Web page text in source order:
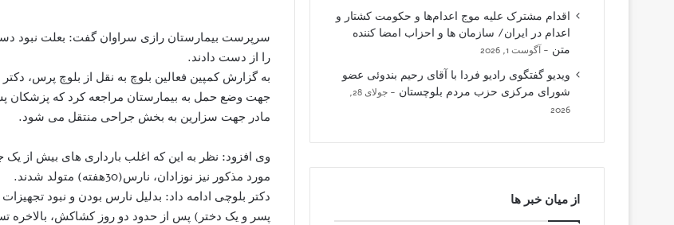
را از دست دادند.
جهت وضع حمل به بیمارستان مراجعه کرد که پزشکان
مادر جهت سزارین به بخش جراحی منتقل می شود.
وی افزود: نظر به این که اغلب بارداری های بیش از
مورد مذکور نیز نوزادان، نارس(30هفته) متولد شدند.
پسر و یک دختر) پس از حدود دو روز کشاکش، بالاخره
اقدام مشترک علیه موج اعدام‌ها و حکومت کشتار و
اعدام در ایران/ سازمان ها و احزاب امضا کننده
متن
آگوست 1, 2026
ویدیو گفتگوی رادیو فردا با آقای رحیم بندوئی عضو
شورای مرکزی حزب مردم بلوچستان
جولای 28,
2026
از میان خبر ها